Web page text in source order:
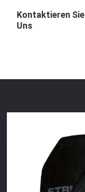
Kontaktieren Sie
Uns